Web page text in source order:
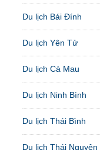
Du lịch Bái Đính
Du lịch Yên Tử
Du lịch Cà Mau
Du lịch Ninh Bình
Du lịch Thái Bình
Du lịch Thái Nguyên